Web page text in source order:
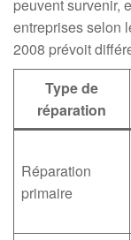
peuvent survenir,
entreprises selon
2008 prévoit
Type de
réparation
Réparation
primaire